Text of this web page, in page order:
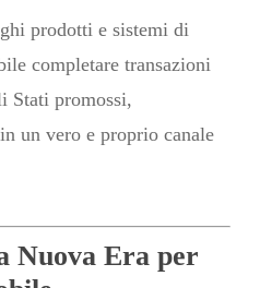
prodotti e sistemi di
completare transazioni
Stati promossi,
un vero e proprio canale
Nuova Era per